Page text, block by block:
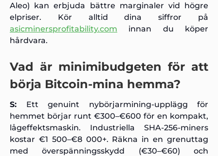
Aleo) kan erbjuda bättre marginaler vid högre
elpriser. Kör alltid dina siffror på
asicminersprofitability.com innan du köper
hårdvara.
Vad är minimibudgeten för att
börja Bitcoin-mina hemma?
S: Ett genuint nybörjarmining-upplägg för
hemmet börjar runt €300–€600 för en kompakt,
lågeffektsmaskin. Industriella SHA-256-miners
kostar €1 500–€8 000+. Räkna in en grenuttag
med överspänningsskydd (€30–€60) och